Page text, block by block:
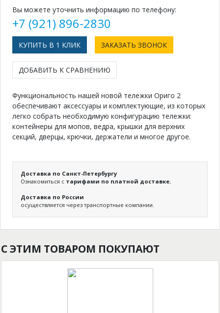
Вы можете уточнить информацию по телефону:
+7 (921) 896-2830
КУПИТЬ В 1 КЛИК ЗАКАЗАТЬ ЗВОНОК
ДОБАВИТЬ К СРАВНЕНИЮ
Функциональность нашей новой тележки Ориго 2
обеспечивают аксессуары и комплектующие, из которых
легко собрать необходимую конфигурацию тележки:
контейнеры для мопов, ведра, крышки для верхних
секций, дверцы, крючки, держатели и многое другое.
Доставка по Санкт-Петербургу
Ознакомиться с тарифами по платной доставке.
Доставка по России
осуществляется через транспортные компании.
С ЭТИМ ТОВАРОМ ПОКУПАЮТ